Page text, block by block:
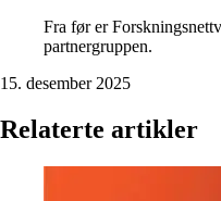
Fra før er
partnergruppen.
15. desember 2025
Relaterte artikler